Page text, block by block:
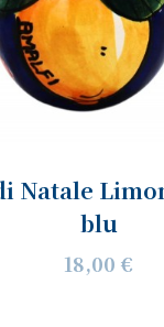
Natale
blu
18,00 €